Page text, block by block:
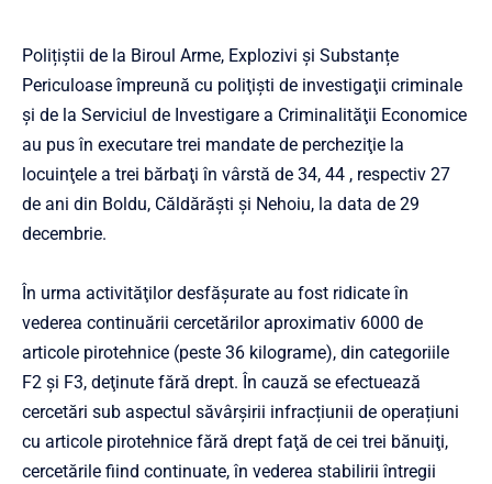
Polițiștii de la Biroul Arme, Explozivi și Substanțe
Periculoase împreună cu poliţişti de investigaţii criminale
şi de la Serviciul de Investigare a Criminalităţii Economice
au pus în executare trei mandate de percheziţie la
locuinţele a trei bărbaţi în vârstă de 34, 44 , respectiv 27
de ani din Boldu, Căldărăşti şi Nehoiu, la data de 29
decembrie.
În urma activităţilor desfăşurate au fost ridicate în
vederea continuării cercetărilor aproximativ 6000 de
articole pirotehnice (peste 36 kilograme), din categoriile
F2 şi F3, deţinute fără drept. În cauză se efectuează
cercetări sub aspectul săvârșirii infracțiunii de operațiuni
cu articole pirotehnice fără drept faţă de cei trei bănuiţi,
cercetările fiind continuate, în vederea stabilirii întregii